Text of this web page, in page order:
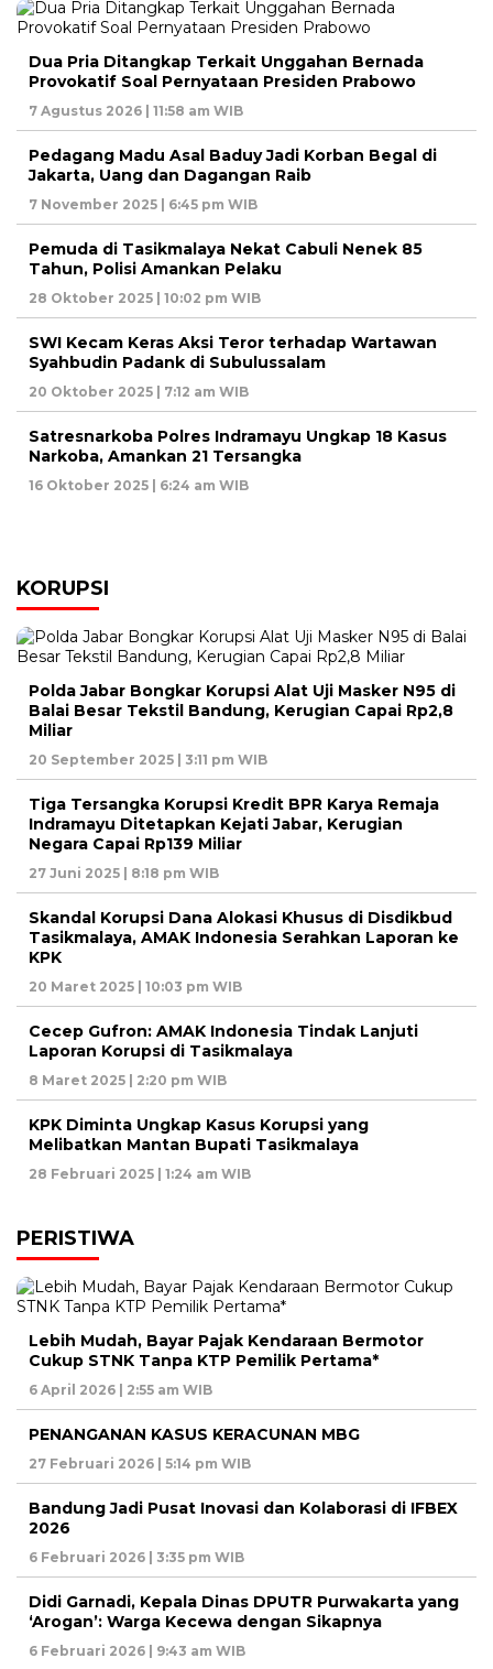
Dua Pria Ditangkap Terkait Unggahan Bernada
Provokatif Soal Pernyataan Presiden Prabowo
7 Agustus 2026 | 11:58 am WIB
Pedagang Madu Asal Baduy Jadi Korban Begal di
Jakarta, Uang dan Dagangan Raib
7 November 2025 | 6:45 pm WIB
Pemuda di Tasikmalaya Nekat Cabuli Nenek 85
Tahun, Polisi Amankan Pelaku
28 Oktober 2025 | 10:02 pm WIB
SWI Kecam Keras Aksi Teror terhadap Wartawan
Syahbudin Padank di Subulussalam
20 Oktober 2025 | 7:12 am WIB
Satresnarkoba Polres Indramayu Ungkap 18 Kasus
Narkoba, Amankan 21 Tersangka
16 Oktober 2025 | 6:24 am WIB
KORUPSI
Polda Jabar Bongkar Korupsi Alat Uji Masker N95 di
Balai Besar Tekstil Bandung, Kerugian Capai Rp2,8
Miliar
20 September 2025 | 3:11 pm WIB
Tiga Tersangka Korupsi Kredit BPR Karya Remaja
Indramayu Ditetapkan Kejati Jabar, Kerugian
Negara Capai Rp139 Miliar
27 Juni 2025 | 8:18 pm WIB
Skandal Korupsi Dana Alokasi Khusus di Disdikbud
Tasikmalaya, AMAK Indonesia Serahkan Laporan ke
KPK
20 Maret 2025 | 10:03 pm WIB
Cecep Gufron: AMAK Indonesia Tindak Lanjuti
Laporan Korupsi di Tasikmalaya
8 Maret 2025 | 2:20 pm WIB
KPK Diminta Ungkap Kasus Korupsi yang
Melibatkan Mantan Bupati Tasikmalaya
28 Februari 2025 | 1:24 am WIB
PERISTIWA
Lebih Mudah, Bayar Pajak Kendaraan Bermotor
Cukup STNK Tanpa KTP Pemilik Pertama*
6 April 2026 | 2:55 am WIB
PENANGANAN KASUS KERACUNAN MBG
27 Februari 2026 | 5:14 pm WIB
Bandung Jadi Pusat Inovasi dan Kolaborasi di IFBEX
2026
6 Februari 2026 | 3:35 pm WIB
Didi Garnadi, Kepala Dinas DPUTR Purwakarta yang
‘Arogan’: Warga Kecewa dengan Sikapnya
6 Februari 2026 | 9:43 am WIB